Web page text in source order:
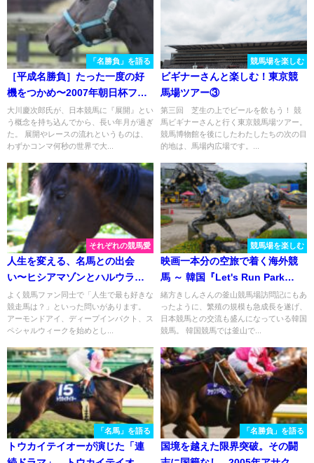
「名勝負」を語る
［平成名勝負］たった一度の好
機をつかめ〜2007年朝日杯フュ
ーチュリティステークス・ゴス
ホークケン～
大川慶次郎氏が、日本競馬に『展開』とい
う概念を持ち込んでから、長い年月が過ぎ
た。 展開やレースの流れというものは、
わずかコンマ何秒の世界で大...
競馬場を楽しむ
ビギナーさんと楽しむ！東京競
馬場ツアー③
第三回 芝生の上でビールを飲もう！ 競
馬ビギナーさんと行く東京競馬場ツアー。
競馬博物館を後にしたわたしたちの次の目
的地は、馬場内広場です。...
それぞれの競馬愛
人生を変える、名馬との出会
い〜ヒシアマゾンとハルウラ
ラ〜
よく競馬ファン同士で「人生で最も好きな
競走馬は？」といった問いがあります。
アーモンドアイ、ディープインパクト、ス
ペシャルウィークを始めとし...
競馬場を楽しむ
映画一本分の空旅で着く海外競
馬 ～ 韓国『Let's Run Park
Seoul』①
緒方きしんさんの釜山競馬場訪問記にもあ
ったように、繁殖の規模も急成長を遂げ、
日本競馬との交流も盛んになっている韓国
競馬。 韓国競馬では釜山で...
「名馬」を語る
トウカイテイオーが演じた「連
「名勝負」を語る
国境を越えた限界突破。その闘